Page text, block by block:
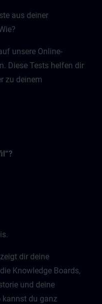
aus deiner
unsere Online-
Diese Tests helfen dir
zu deinem
dir deine
Knowledge Boards,
und deine
kannst du ganz